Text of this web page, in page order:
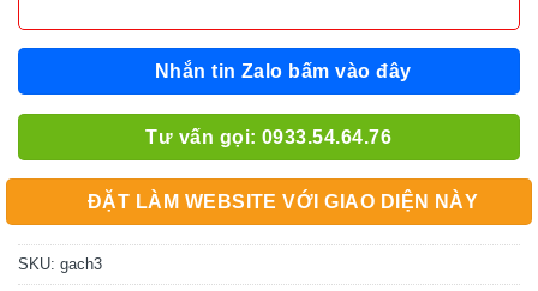
Nhắn tin Zalo bấm vào đây
Tư vấn gọi: 0933.54.64.76
ĐẶT LÀM WEBSITE VỚI GIAO DIỆN NÀY
SKU: gach3